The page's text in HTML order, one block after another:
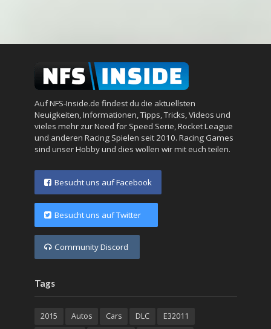
Auf NFS-Inside.de findest du die aktuellsten
Neuigkeiten, Informationen, Tipps, Tricks, Videos und
vieles mehr zur Need for Speed Serie, Rocket League
und anderen Racing Spielen seit 2010. Racing Games
sind unser Hobby und dies wollen wir mit euch teilen.
Besucht uns auf Facebook
Besucht uns auf Twitter
Community Discord
Tags
2015 Autos Cars DLC
E32011